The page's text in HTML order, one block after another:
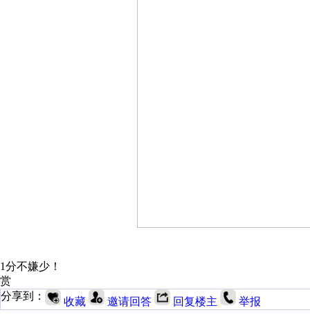
1分不嫌少！
赏
分享到：
收藏 邀请回答 回复楼主 举报